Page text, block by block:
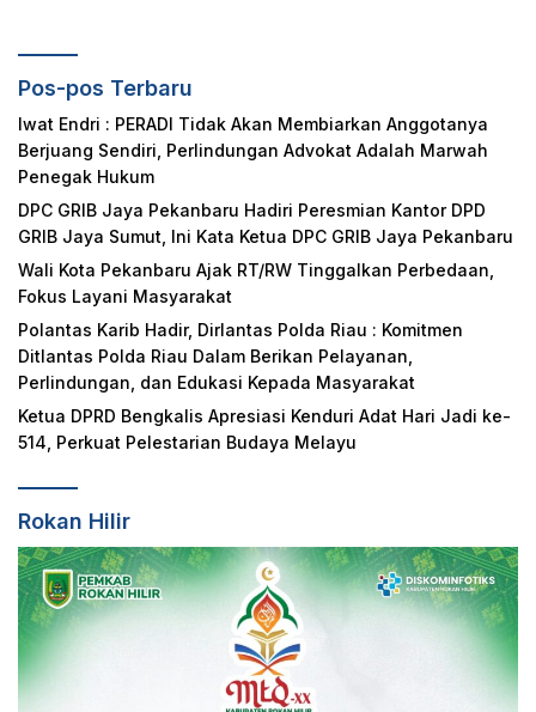
Pos-pos Terbaru
Iwat Endri : PERADI Tidak Akan Membiarkan Anggotanya
Berjuang Sendiri, Perlindungan Advokat Adalah Marwah
Penegak Hukum
DPC GRIB Jaya Pekanbaru Hadiri Peresmian Kantor DPD
GRIB Jaya Sumut, Ini Kata Ketua DPC GRIB Jaya Pekanbaru
Wali Kota Pekanbaru Ajak RT/RW Tinggalkan Perbedaan,
Fokus Layani Masyarakat
Polantas Karib Hadir, Dirlantas Polda Riau : Komitmen
Ditlantas Polda Riau Dalam Berikan Pelayanan,
Perlindungan, dan Edukasi Kepada Masyarakat
Ketua DPRD Bengkalis Apresiasi Kenduri Adat Hari Jadi ke-
514, Perkuat Pelestarian Budaya Melayu
Rokan Hilir